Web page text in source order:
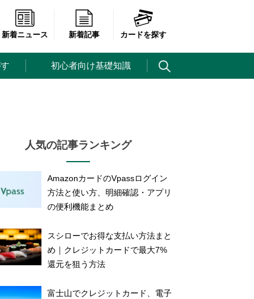
新着ニュース 新着記事 カードを探す
初心者向け基礎知識
人気の記事ランキング
AmazonカードのVpassログイン
方法と使い方、明細確認・アプリ
の便利機能まとめ
スシローでお得な支払い方法まと
め｜クレジットカードで最大7%
還元を狙う方法
富士山でクレジットカード、電子